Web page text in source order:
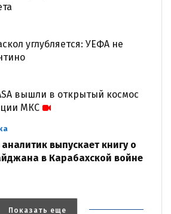
углубляется: УЕФА не
вышли в открытый космос
МКС
выпускает книгу о
в Карабахской войне
Показать еще